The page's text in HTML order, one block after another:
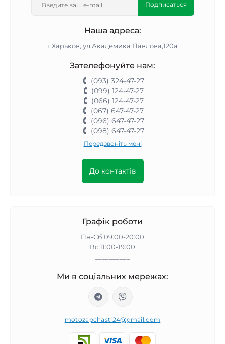
Подписаться
Наша адреса:
г.Харьков, ул.Академика Павлова,120а
Зателефонуйте нам:
(093) 324-47-27
(099) 124-47-27
(066) 124-47-27
(067) 647-47-27
(096) 647-47-27
(098) 647-47-27
Передзвоніть мені
До контактів
Графік роботи
Пн-Сб 09:00-20:00
Вс 11:00-19:00
Ми в соціальних мережах:
motozapchasti24@gmail.com